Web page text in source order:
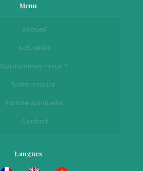
Menu
Accueil
Actualités
Qui sommes-nous ?
Notre mission
Famille spirituelle
Contact
Langues